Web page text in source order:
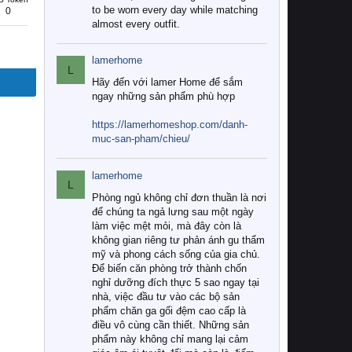
0
to be worn every day while matching
almost every outfit.
L
lamerhome
Hãy đến với lamer Home để sắm
ngay những sản phẩm phù hợp
https://lamerhomeshop.com/danh-
muc-san-pham/chieu/
L
lamerhome
Phòng ngủ không chỉ đơn thuần là nơi
để chúng ta ngả lưng sau một ngày
làm việc mệt mỏi, mà đây còn là
không gian riêng tư phản ánh gu thẩm
mỹ và phong cách sống của gia chủ.
Để biến căn phòng trở thành chốn
nghỉ dưỡng đích thực 5 sao ngay tại
nhà, việc đầu tư vào các bộ sản
phẩm chăn ga gối đệm cao cấp là
điều vô cùng cần thiết. Những sản
phẩm này không chỉ mang lại cảm